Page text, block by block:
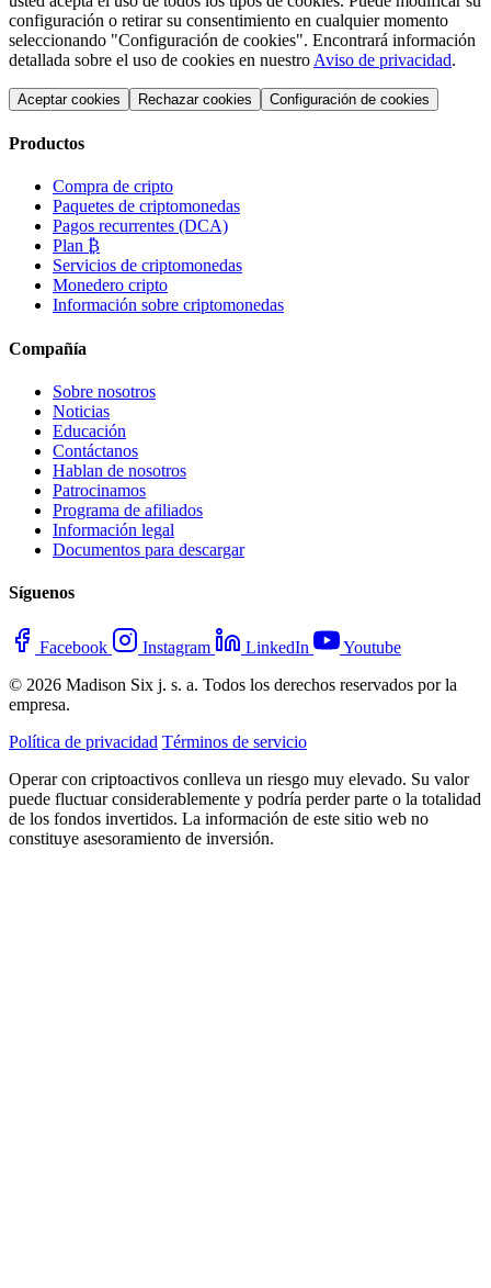
configuración o retirar su consentimiento en cualquier momento
seleccionando "Configuración de cookies". Encontrará información
detallada sobre el uso de cookies en nuestro Aviso de privacidad.
Aceptar cookies Rechazar cookies Configuración de cookies
Productos
Compra de cripto
Paquetes de criptomonedas
Pagos recurrentes (DCA)
Plan ₿
Servicios de criptomonedas
Monedero cripto
Información sobre criptomonedas
Compañía
Sobre nosotros
Noticias
Educación
Contáctanos
Hablan de nosotros
Patrocinamos
Programa de afiliados
Información legal
Documentos para descargar
Síguenos
Facebook Instagram LinkedIn
Youtube
© 2026 Madison Six j. s. a. Todos los derechos reservados por la
empresa.
Política de privacidad Términos de servicio
Operar con criptoactivos conlleva un riesgo muy elevado. Su valor
puede fluctuar considerablemente y podría perder parte o la totalidad
de los fondos invertidos. La información de este sitio web no
constituye asesoramiento de inversión.